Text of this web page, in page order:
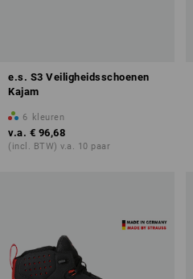
e.s. S3 Veiligheidsschoenen
Kajam
6 kleuren
v.a. € 96,68
(incl. BTW) v.a. 10 paar